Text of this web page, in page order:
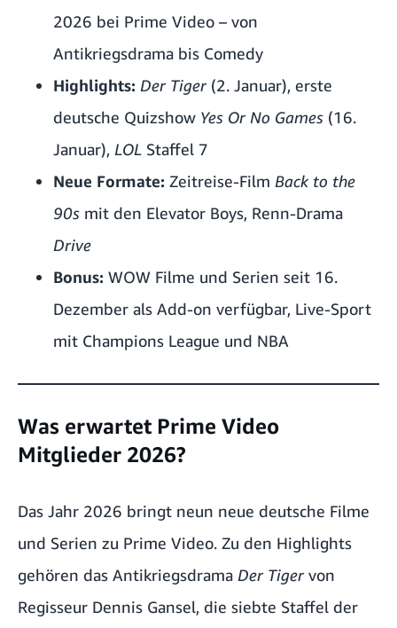
2026 bei Prime Video – von
Antikriegsdrama bis Comedy
Highlights: Der Tiger(2. Januar), erste
deutsche Quizshow Yes Or No Games (16.
Januar), LOL Staffel 7
Neue Formate: Zeitreise-Film Back to the
90s mit den Elevator Boys, Renn-Drama
Drive
Bonus: WOW Filme und Serien seit 16.
Dezember als Add-on verfügbar, Live-Sport
mit Champions League und NBA
Was erwartet Prime Video
Mitglieder 2026?
Das Jahr 2026 bringt neun neue deutsche Filme
und Serien zu Prime Video. Zu den Highlights
gehören das Antikriegsdrama Der Tigervon
Regisseur Dennis Gansel, die siebte Staffel der